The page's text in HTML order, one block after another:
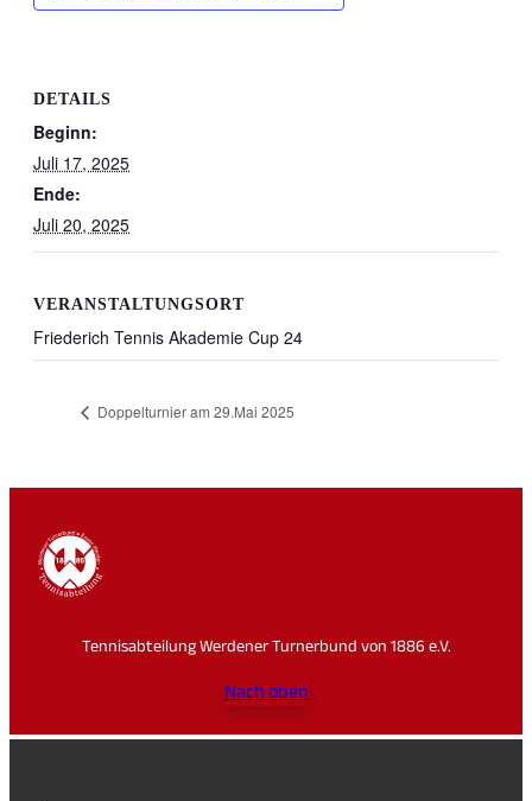
DETAILS
Beginn:
Juli 17, 2025
Ende:
Juli 20, 2025
VERANSTALTUNGSORT
Friederich Tennis Akademie Cup 24
Doppelturnier am 29.Mai 2025
Tennisabteilung Werdener Turnerbund von 1886 e.V.
Nach oben